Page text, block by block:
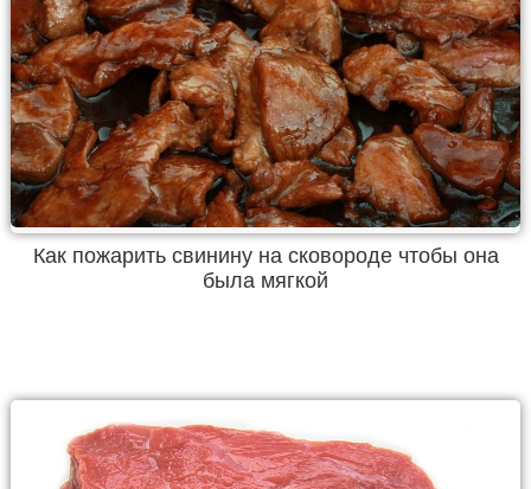
Как пожарить свинину на сковороде чтобы она
была мягкой